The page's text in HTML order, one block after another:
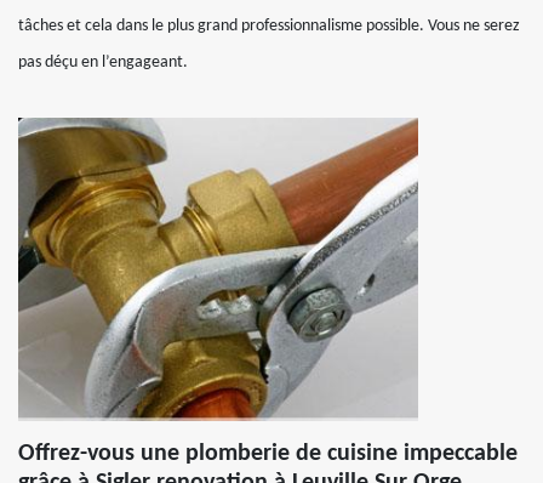
tâches et cela dans le plus grand professionnalisme possible. Vous ne serez
pas déçu en l’engageant.
Offrez-vous une plomberie de cuisine impeccable